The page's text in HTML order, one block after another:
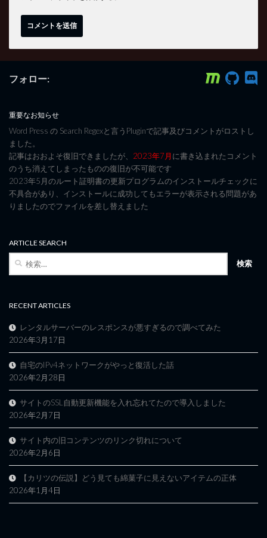
フォロー:
重要なお知らせ
Word Press の Search Regexと言うPluginで記事及びコメントがロストし
ました。
記事はおおよそ復旧できましたが、 2023年7月に書き込まれたコメント
のうち消えてしまったものの復旧が不可能です
2023年5月のルート証明書の更新プログラムのインストールチェックに
不具合があり、インストールに成功してもエラーが表示される問題があ
りましたのでファイルを差し替えました
ARTICLE SEARCH
RECENT ARTICLES
レンタルサーバーのレスポンスが悪すぎるので調べてみた
2026年3月17日
自宅のIPv4ネットワークがやっと復活した話
2026年2月28日
サイトのSSL自動更新機能を入れ忘れてたので導入しました
2026年2月7日
サイト内の旧コンテンツのリンク切れについて
2026年2月6日
【カリツの伝説】どう見ても綿菓子に見えないアイテムの正体
2026年1月4日